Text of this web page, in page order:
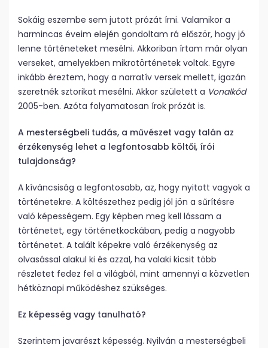
Sokáig eszembe sem jutott prózát írni. Valamikor a
harmincas éveim elején gondoltam rá először, hogy jó
lenne történeteket mesélni. Akkoriban írtam már olyan
verseket, amelyekben mikrotörténetek voltak. Egyre
inkább éreztem, hogy a narratív versek mellett, igazán
szeretnék sztorikat mesélni. Akkor született a Vonalkód
2005-ben. Azóta folyamatosan írok prózát is.
A mesterségbeli tudás, a művészet vagy talán az
érzékenység lehet a legfontosabb költői, írói
tulajdonság?
A kíváncsiság a legfontosabb, az, hogy nyitott vagyok a
történetekre. A költészethez pedig jól jön a sűrítésre
való képességem. Egy képben meg kell lássam a
történetet, egy történetkockában, pedig a nagyobb
történetet. A talált képekre való érzékenység az
olvasással alakul ki és azzal, ha valaki kicsit több
részletet fedez fel a világból, mint amennyi a közvetlen
hétköznapi működéshez szükséges.
Ez képesség vagy tanulható?
Szerintem javarészt képesség. Nyilván a mesterségbeli